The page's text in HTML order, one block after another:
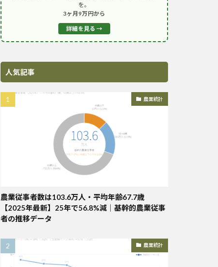
を。
3ヶ月9万円から
詳細を見る →
人気記事
農業統計
農業従事者数は103.6万人・平均年齢67.7歳
【2025年最新】25年で56.8%減｜基幹的農業従事
者の推移データ
農業統計